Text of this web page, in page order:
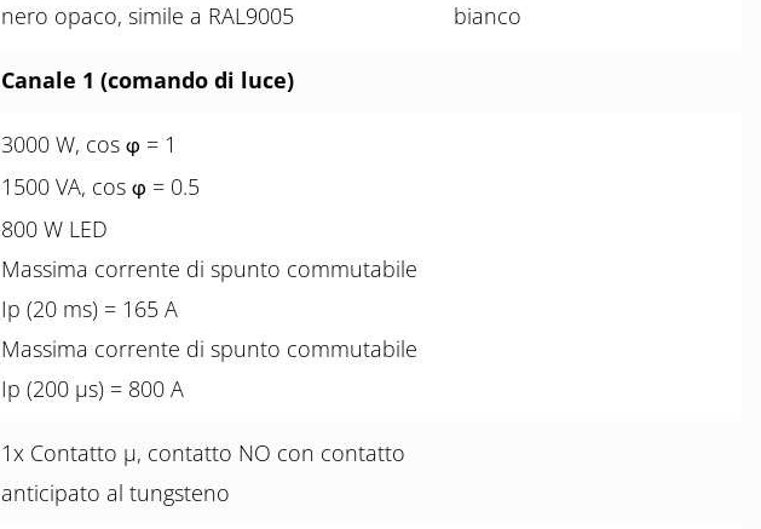
nero opaco, simile a RAL9005 bianco
Canale 1 (comando di luce)
3000 W, cos φ = 1
1500 VA, cos φ = 0.5
800 W LED
Massima corrente di spunto commutabile
Ip (20 ms) = 165 A
Massima corrente di spunto commutabile
Ip (200 µs) = 800 A
1x Contatto µ, contatto NO con contatto
anticipato al tungsteno